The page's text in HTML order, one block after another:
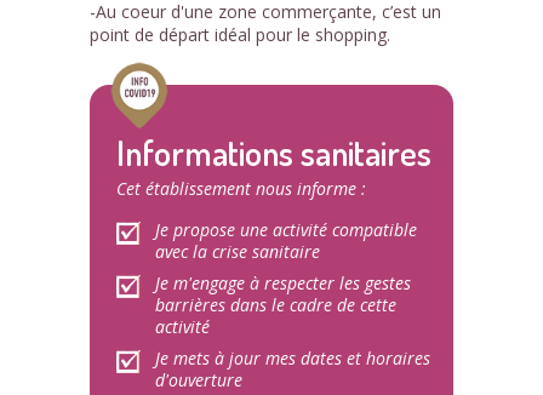
-Au coeur d'une zone commerçante, c’est un
point de départ idéal pour le shopping.
Informations sanitaires
Cet établissement nous informe :
Je propose une activité compatible
avec la crise sanitaire
Je m'engage à respecter les gestes
barrières dans le cadre de cette
activité
Je mets à jour mes dates et horaires
d'ouverture